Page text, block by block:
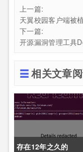
上一篇:
天翼校园客户端被
下一篇:
开源漏洞管理工具
相关文章
存在12年之久的